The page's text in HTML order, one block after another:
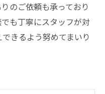
のご依頼も承っており
も丁寧にスタッフが対
きるよう努めてまいり